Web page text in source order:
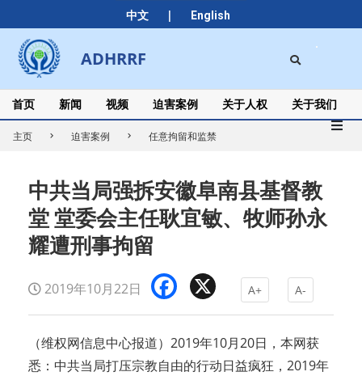
中文 | English
to
content
ADHRRF
Secondary
Navigation
Menu
首页 新闻 视频 迫害案例 关于人权 关于我们
主页 迫害案例 任意拘留和监禁
中共当局强拆安徽阜南县基督教
堂 堂委会主任耿宜敏、牧师孙永
耀遭刑事拘留
2019年10月22日 Facebook A+ A-
（维权网信息中心报道）2019年10月20日，本网获
悉：中共当局打压宗教自由的行动日益疯狂，2019年